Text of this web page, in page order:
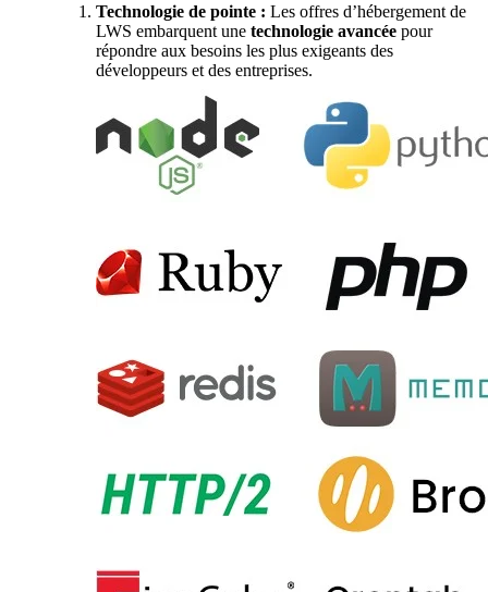
Technologie de pointe : Les offres d’hébergement de
LWS embarquent une technologie avancée pour
répondre aux besoins les plus exigeants des
développeurs et des entreprises.